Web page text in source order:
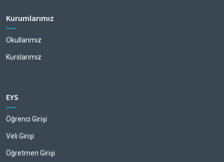
Kurumlarımız
Okullarımız
Kurslarımız
EYS
Öğrenci Girişi
Veli Girişi
Öğretmen Girişi